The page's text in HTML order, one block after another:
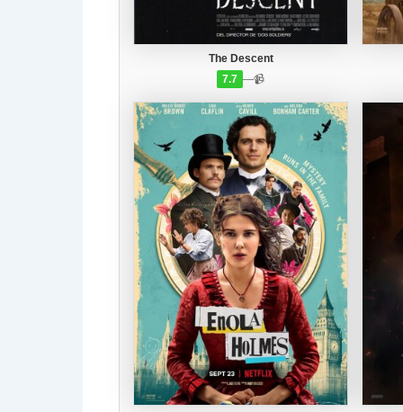
The Descent
7.7 —📹